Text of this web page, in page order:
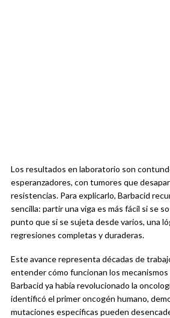
Los resultados en laboratorio son
esperanzadores, con tumores que
resistencias. Para explicarlo, Barbacid
sencilla: partir una viga es más fácil si se
punto que si se sujeta desde varios, una
regresiones completas y duraderas.
Este avance representa décadas de
entender cómo funcionan los
Barbacid ya había revolucionado la
identificó el primer oncogén humano,
mutaciones específicas pueden